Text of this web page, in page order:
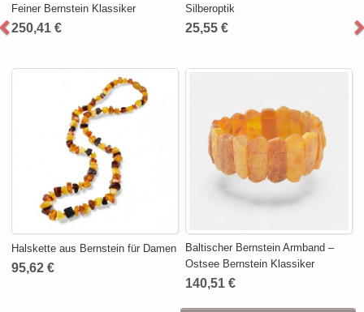
Feiner Bernstein Klassiker
250,41 €
Silberoptik
25,55 €
Halskette aus Bernstein für Damen
95,62 €
Baltischer Bernstein Armband –
Ostsee Bernstein Klassiker
140,51 €